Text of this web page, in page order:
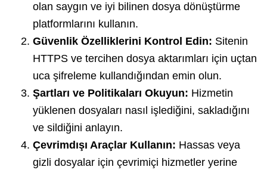
olan saygın ve iyi bilinen dosya dönüştürme
platformlarını kullanın.
Güvenlik Özelliklerini Kontrol Edin: Sitenin
HTTPS ve tercihen dosya aktarımları için uçtan
uca şifreleme kullandığından emin olun.
Şartları ve Politikaları Okuyun: Hizmetin
yüklenen dosyaları nasıl işlediğini, sakladığını
ve sildiğini anlayın.
Çevrimdışı Araçlar Kullanın: Hassas veya
gizli dosyalar için çevrimiçi hizmetler yerine